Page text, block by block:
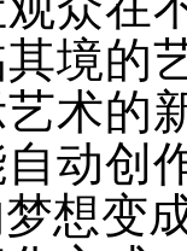
境的
术的
动创
想变